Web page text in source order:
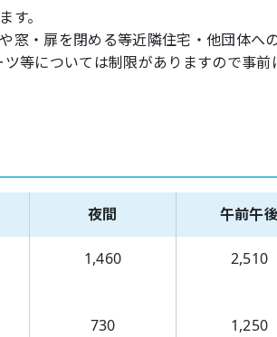
す。
窓・扉を閉める等近隣住宅・他団体へ
等については制限がありますので事前
夜間 午前午
1,460 2,510
730 1,250